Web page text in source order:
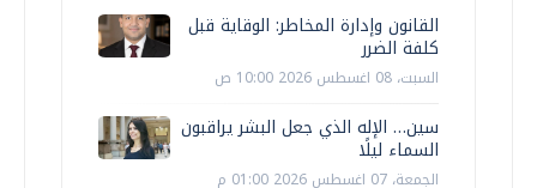
القانون وإدارة المخاطر: الوقاية قبل
كلفة الضرر
السبت، 08 اغسطس 2026 10:00 ص
سين… الإله الذي جعل البشر يراقبون
السماء ليلًا
الجمعة، 07 اغسطس 2026 01:00 م